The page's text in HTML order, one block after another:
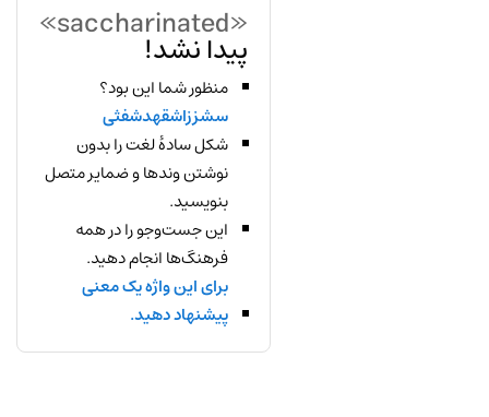
«saccharinated»
پیدا نشد!
منظور شما این بود؟
سشززاشقهدشفثی
شکل سادهٔ لغت را بدون
نوشتن وندها و ضمایر متصل
بنویسید.
این جست‌وجو را در همه
فرهنگ‌ها انجام دهید.
برای این واژه یک معنی
پیشنهاد دهید.